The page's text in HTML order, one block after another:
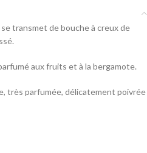
transmet de bouche à creux de
aux fruits et à la bergamote.
très parfumée, délicatement poivrée